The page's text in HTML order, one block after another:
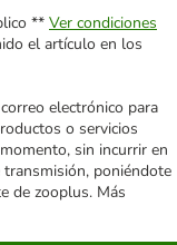
** Ver condiciones
el artículo en los
electrónico para
o servicios
sin incurrir en
poniéndote
de zooplus. Más